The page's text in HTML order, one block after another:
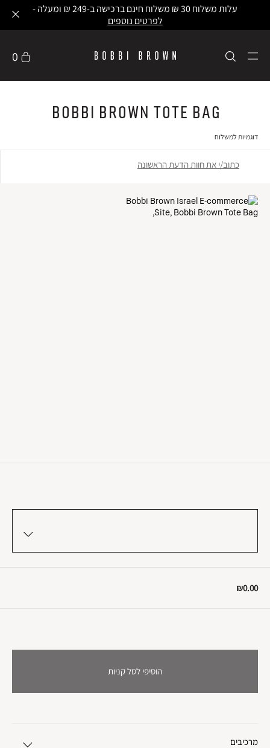
עלות משלוח 30 ₪ משלוח חינם ברכישה ב-249 ₪ ומעלה -
לפרטים נוספים
0
Bobbi Brown Tote Bag
דוגמיות למשלוח
כתוב/י את חוות הדעת הראשונה
₪0.00
הוסיפי לסל קניות
מרכיבים